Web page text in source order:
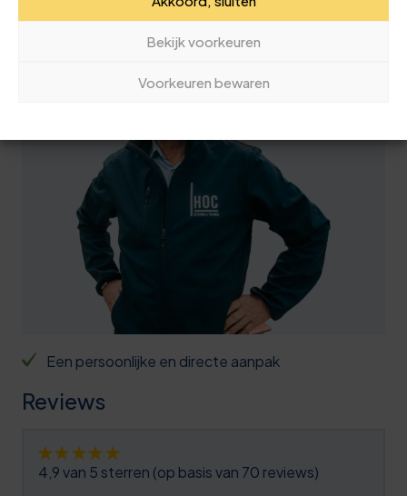
Bekijk voorkeuren
Voorkeuren bewaren
050 40 92 663
Een persoonlijke en directe aanpak
Reviews
4,9 van 5 sterren (op basis van 70 reviews)
0
9
2
5
8
8
0
1
2
2
4
5
6
7
9
0
5
6
1
1
6
1
7
0
1
3